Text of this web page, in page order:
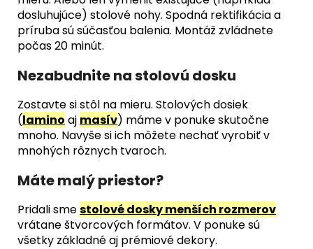
dosluhujúce) stolové nohy. Spodná rektifikácia a
príruba sú súčasťou balenia. Montáž zvládnete
počas 20 minút.
Nezabudnite na stolovú dosku
Zostavte si stôl na mieru. Stolových dosiek
(lamino aj masív) máme v ponuke skutočne
mnoho. Navyše si ich môžete nechať vyrobiť v
mnohých rôznych tvaroch.
Máte malý priestor?
Pridali smestolové dosky menších rozmerov
vrátane štvorcových formátov. V ponuke sú
všetky základné aj prémiové dekory.